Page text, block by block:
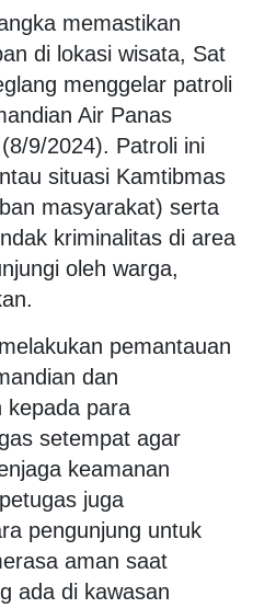
memastikan
di lokasi wisata, Sat
menggelar patroli
Air Panas
9/2024). Patroli ini
situasi Kamtibmas
masyarakat) serta
kriminalitas di area
oleh warga,
pemantauan
dan
kepada para
setempat agar
keamanan
juga
pengunjung untuk
aman saat
ada di kawasan